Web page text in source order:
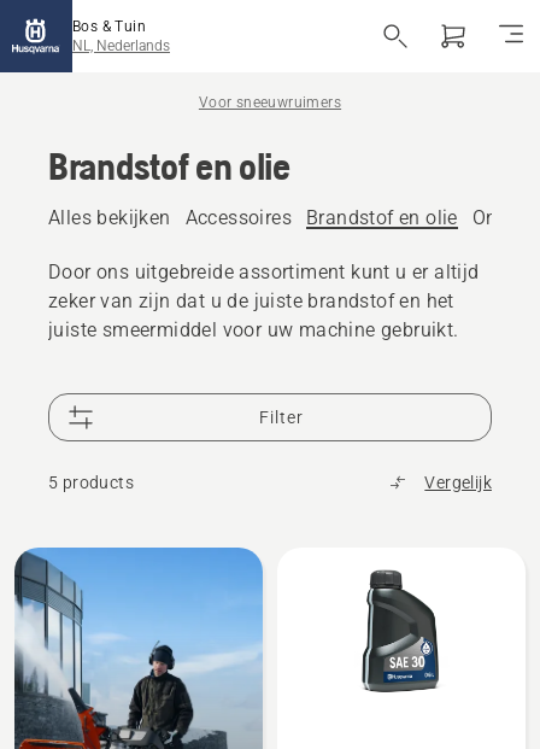
Bos & Tuin
NL, Nederlands
Voor sneeuwruimers
Brandstof en olie
Alles bekijken Accessoires Brandstof en olie
Door ons uitgebreide assortiment kunt u er altijd
zeker van zijn dat u de juiste brandstof en het
juiste smeermiddel voor uw machine gebruikt.
Filter
5 products Vergelijk
Bekijk
alle
producten